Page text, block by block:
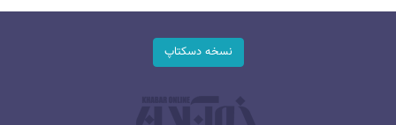
نسخه دسکتاپ